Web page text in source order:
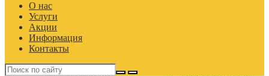
О нас
Услуги
Акции
Информация
Контакты